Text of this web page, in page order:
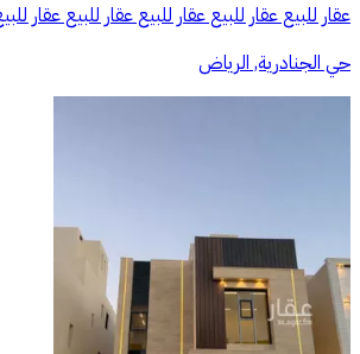
عقار للبيع عقار للبيع عقار للبيع عقار للبيع عقار
حي الجنادرية, الرياض